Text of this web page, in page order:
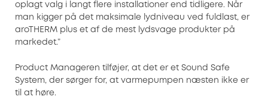
oplagt valg i langt flere installationer end tidligere. Når
man kigger på det maksimale lydniveau ved fuldlast, er
aroTHERM plus et af de mest lydsvage produkter på
markedet.”
Product Manageren tilføjer, at det er et Sound Safe
System, der sørger for, at varmepumpen næsten ikke er
til at høre.